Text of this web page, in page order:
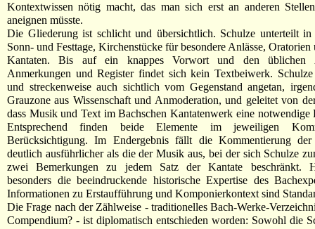
Kontextwissen nötig macht, das man sich erst an anderen
aneignen müsste.
Die Gliederung ist schlicht und übersichtlich. Schulze unterteilt
Sonn- und Festtage, Kirchenstücke für besondere Anlässe,
Kantaten. Bis auf ein knappes Vorwort und den üblichen
Anmerkungen und Register findet sich kein Textbeiwerk.
und streckenweise auch sichtlich vom Gegenstand angetan,
Grauzone aus Wissenschaft und Anmoderation, und geleitet von
dass Musik und Text im Bachschen Kantatenwerk eine notwendige
Entsprechend finden beide Elemente im jeweiligen
Berücksichtigung. Im Endergebnis fällt die Kommentierung
deutlich ausführlicher als die der Musik aus, bei der sich Schulze
zwei Bemerkungen zu jedem Satz der Kantate beschränkt.
besonders die beeindruckende historische Expertise des
Informationen zu Erstaufführung und Komponierkontext sind
Die Frage nach der Zählweise - traditionelles Bach-Werke-
Compendium? - ist diplomatisch entschieden worden: Sowohl die